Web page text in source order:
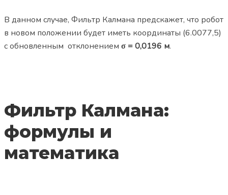
В данном случае, Фильтр Калмана предскажет, что робот
в новом положении будет иметь координаты (6.0077,5)
с обновленным отклонением σ = 0,0196 м.
Фильтр Калмана:
формулы и
математика